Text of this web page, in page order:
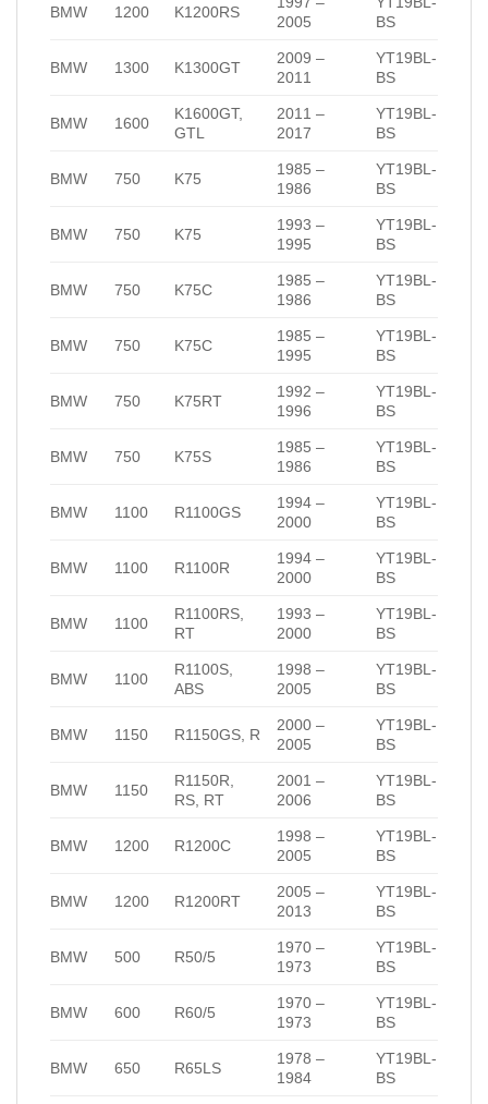
BMW 1200 K1200RS
2005
BS
BMW 1300 K1300GT
2009 –
2011
YT19BL-
BS
BMW 1600
K1600GT,
GTL
2011 –
2017
YT19BL-
BS
BMW 750 K75
1985 –
1986
YT19BL-
BS
BMW 750 K75
1993 –
1995
YT19BL-
BS
BMW 750 K75C
1985 –
1986
YT19BL-
BS
BMW 750 K75C
1985 –
1995
YT19BL-
BS
BMW 750 K75RT
1992 –
1996
YT19BL-
BS
BMW 750 K75S
1985 –
1986
YT19BL-
BS
BMW 1100 R1100GS
1994 –
2000
YT19BL-
BS
BMW 1100 R1100R
1994 –
2000
YT19BL-
BS
BMW 1100
R1100RS,
RT
1993 –
2000
YT19BL-
BS
BMW 1100
R1100S,
ABS
1998 –
2005
YT19BL-
BS
BMW 1150 R1150GS, R
2000 –
2005
YT19BL-
BS
BMW 1150
R1150R,
RS, RT
2001 –
2006
YT19BL-
BS
BMW 1200 R1200C
1998 –
2005
YT19BL-
BS
BMW 1200 R1200RT
2005 –
2013
YT19BL-
BS
BMW 500 R50/5
1970 –
1973
YT19BL-
BS
BMW 600 R60/5
1970 –
1973
YT19BL-
BS
BMW 650 R65LS
1978 –
1984
YT19BL-
BS